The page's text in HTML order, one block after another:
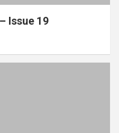
Issue 19